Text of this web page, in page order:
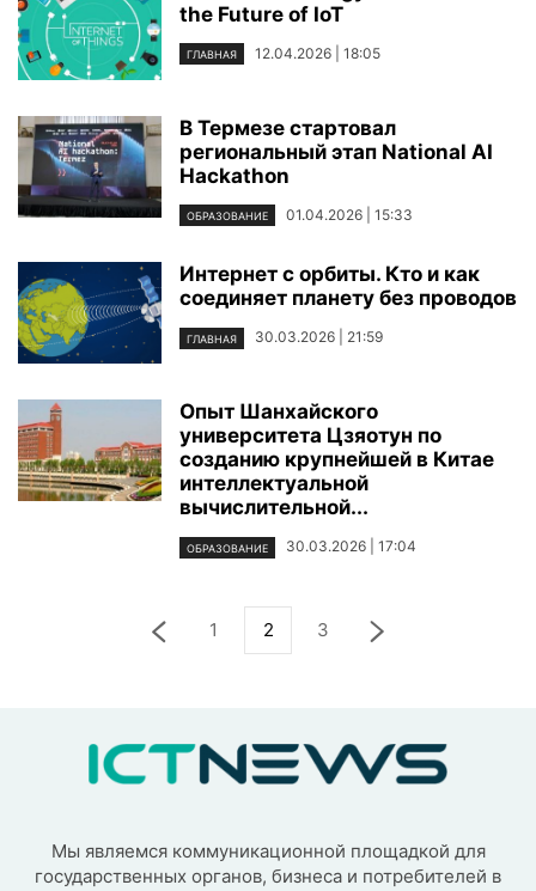
the Future of IoT
ГЛАВНАЯ 12.04.2026 | 18:05
В Термезе стартовал
региональный этап National AI
Hackathon
ОБРАЗОВАНИЕ 01.04.2026 | 15:33
Интернет с орбиты. Кто и как
соединяет планету без проводов
ГЛАВНАЯ 30.03.2026 | 21:59
Опыт Шанхайского
университета Цзяотун по
созданию крупнейшей в Китае
интеллектуальной
вычислительной...
ОБРАЗОВАНИЕ 30.03.2026 | 17:04
1 2 3
Мы являемся коммуникационной площадкой для
государственных органов, бизнеса и потребителей в